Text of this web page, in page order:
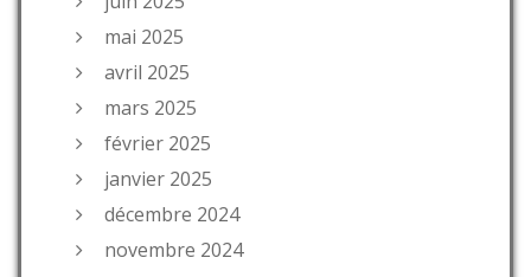
mai 2025
avril 2025
mars 2025
février 2025
janvier 2025
décembre 2024
novembre 2024